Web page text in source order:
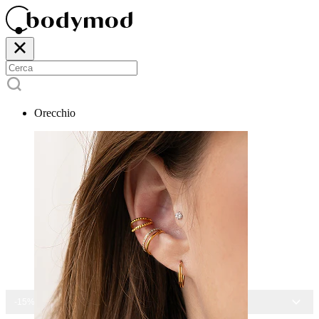
Orecchio
-15% SU TUTTI I GIOIELLI